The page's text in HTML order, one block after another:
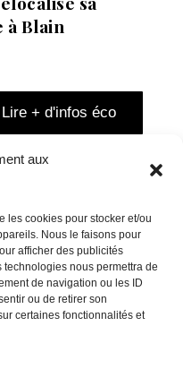
aux
les cookies pour stocker et/ou
Nous le faisons pour
afficher des publicités
nous permettra de
de navigation ou les ID
ou de retirer son
certaines fonctionnalités et
Blain
Lire + d'infos éco